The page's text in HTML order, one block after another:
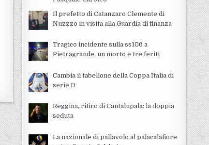
Il prefetto di Catanzaro Clemente di
Nuzzzo in visita alla Guardia di finanza
Tragico incidente sulla ss106 a
Pietragrande, un morto e tre feriti
Cambia il tabellone della Coppa Italia di
serie D
Reggina, ritiro di Cantalupala: la doppia
seduta
La nazionale di pallavolo al palacalafiore